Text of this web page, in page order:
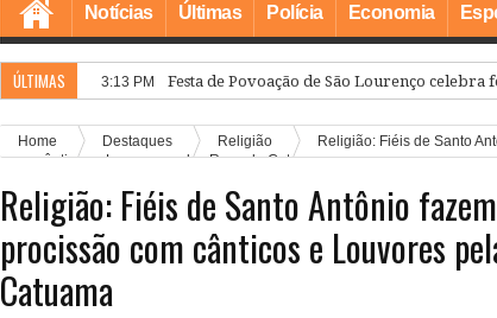
Notícias Últimas Polícia Economia
ÚLTIMAS 3:13 PM Festa de Povoação de São Lourenço
Home Destaques Religião
Religião: Fiéis de Santo
com cânticos e Louvores pelas Ruas de Catuama
Religião: Fiéis de Santo Antônio
procissão com cânticos e Louvores
Catuama